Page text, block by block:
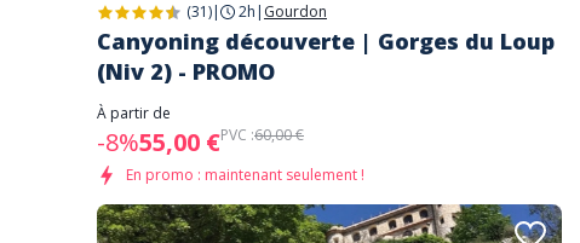
(31)| 2h | Gourdon
Canyoning découverte | Gorges du Loup
(Niv 2) - PROMO
À partir de
-8%55,00 €PVC :60,00 €
En promo : maintenant seulement !